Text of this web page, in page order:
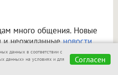
много общения. Новые
и неожиданныеновости
планы. Райдо
Ансуз —
данных в соответствии с
данных» на условиях и для
Согласен